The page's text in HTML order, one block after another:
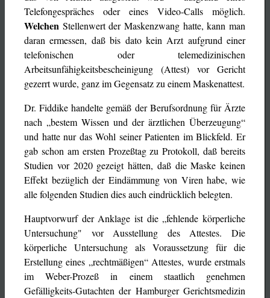
Telefongespräches oder eines Video-Calls möglich.
Welchen Stellenwert der Maskenzwang hatte, kann man
daran ermessen, daß bis dato kein Arzt aufgrund einer
telefonischen oder telemedizinischen
Arbeitsunfähigkeitsbescheinigung (Attest) vor Gericht
gezerrt wurde, ganz im Gegensatz zu einem Maskenattest.
Dr. Fiddike handelte gemäß der Berufsordnung für Ärzte
nach „bestem Wissen und der ärztlichen Überzeugung“
und hatte nur das Wohl seiner Patienten im Blickfeld. Er
gab schon am ersten Prozeßtag zu Protokoll, daß bereits
Studien vor 2020 gezeigt hätten, daß die Maske keinen
Effekt bezüglich der Eindämmung von Viren habe, wie
alle folgenden Studien dies auch eindrücklich belegten.
Hauptvorwurf der Anklage ist die „fehlende körperliche
Untersuchung" vor Ausstellung des Attestes. Die
körperliche Untersuchung als Voraussetzung für die
Erstellung eines „rechtmäßigen“ Attestes, wurde erstmals
im Weber-Prozeß in einem staatlich genehmen
Gefälligkeits-Gutachten der Hamburger Gerichtsmedizin